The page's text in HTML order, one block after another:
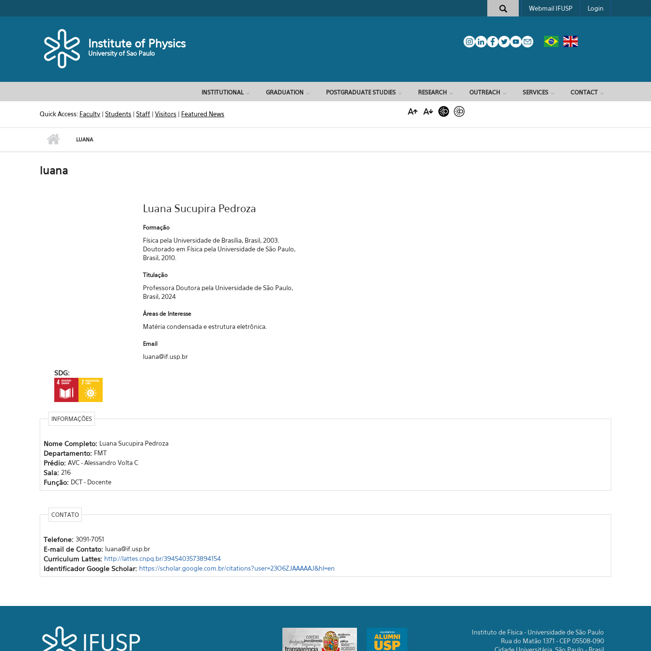
Search form
Webmail IFUSP Login
Institute of Physics
University of Sao Paulo
INSTITUTIONAL GRADUATION POSTGRADUATE STUDIES RESEARCH OUTREACH SERVICES CONTACT
Quick Access: Faculty |Students |Staff |Visitors | Featured News
LUANA
luana
Luana Sucupira Pedroza
Formação
Física pela Universidade de Brasília, Brasil, 2003.
Doutorado em Física pela Universidade de São Paulo,
Brasil, 2010.
Titulação
Professora Doutora pela Universidade de São Paulo,
Brasil, 2024
Áreas de Interesse
Matéria condensada e estrutura eletrônica.
Email
luana@if.usp.br
SDG:
INFORMAÇÕES
Nome Completo: Luana Sucupira Pedroza
Departamento: FMT
Prédio: AVC - Alessandro Volta C
Sala: 216
Função: DCT - Docente
CONTATO
Telefone: 3091-7051
E-mail de Contato: luana@if.usp.br
Curriculum Lattes: http://lattes.cnpq.br/3945403573894154
Identificador Google Scholar: https://scholar.google.com.br/citations?user=23O6ZJAAAAAJ&hl=en
Instituto de Física - Universidade de São Paulo
Rua do Matão 1371 - CEP 05508-090